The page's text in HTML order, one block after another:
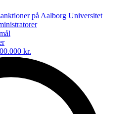
på Aalborg Universitet
kr.
en aftale?